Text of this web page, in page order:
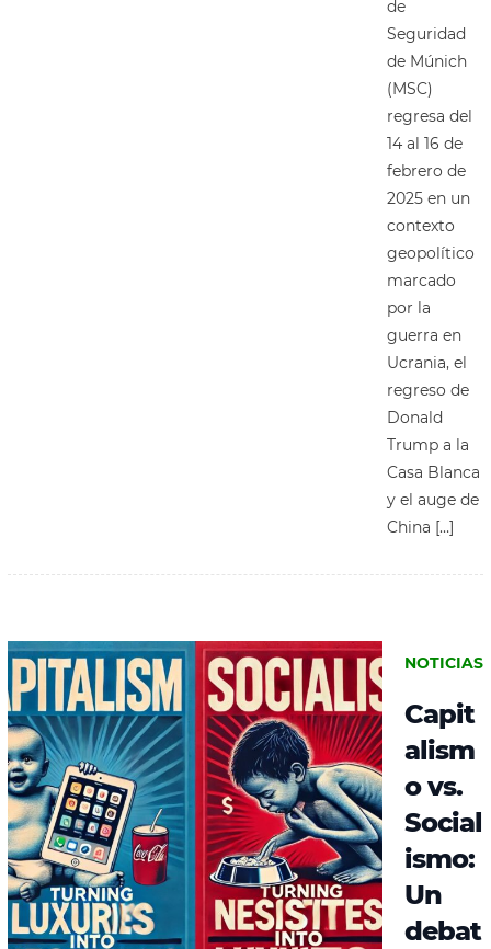
de
Seguridad
de Múnich
(MSC)
regresa del
14 al 16 de
febrero de
2025 en un
contexto
geopolítico
marcado
por la
guerra en
Ucrania, el
regreso de
Donald
Trump a la
Casa Blanca
y el auge de
China […]
NOTICIAS
Capit
alism
o vs.
Social
ismo:
Un
debat